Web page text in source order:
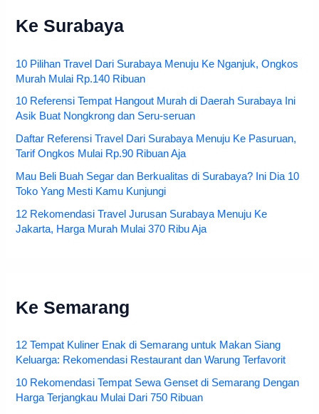
Ke Surabaya
10 Pilihan Travel Dari Surabaya Menuju Ke Nganjuk, Ongkos
Murah Mulai Rp.140 Ribuan
10 Referensi Tempat Hangout Murah di Daerah Surabaya Ini
Asik Buat Nongkrong dan Seru-seruan
Daftar Referensi Travel Dari Surabaya Menuju Ke Pasuruan,
Tarif Ongkos Mulai Rp.90 Ribuan Aja
Mau Beli Buah Segar dan Berkualitas di Surabaya? Ini Dia 10
Toko Yang Mesti Kamu Kunjungi
12 Rekomendasi Travel Jurusan Surabaya Menuju Ke
Jakarta, Harga Murah Mulai 370 Ribu Aja
Ke Semarang
12 Tempat Kuliner Enak di Semarang untuk Makan Siang
Keluarga: Rekomendasi Restaurant dan Warung Terfavorit
10 Rekomendasi Tempat Sewa Genset di Semarang Dengan
Harga Terjangkau Mulai Dari 750 Ribuan